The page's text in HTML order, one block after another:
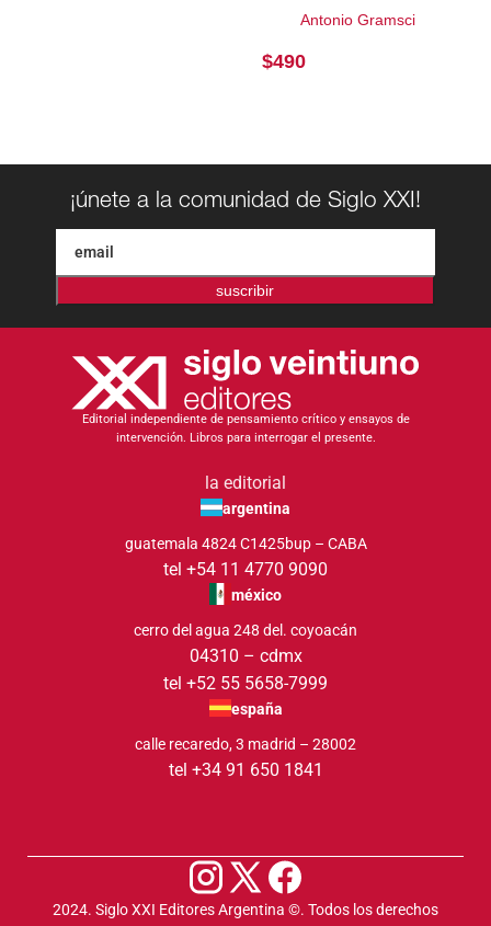
Antonio Gramsci
$490
¡únete a la comunidad de Siglo XXI!
suscribir
Editorial independiente de pensamiento crítico y ensayos de
intervención. Libros para interrogar el presente.
la editorial
argentina
guatemala 4824 C1425bup – CABA
tel +54 11 4770 9090
méxico
cerro del agua 248 del. coyoacán
04310 – cdmx
tel +52 55 5658-7999
españa
calle recaredo, 3 madrid – 28002
tel +34 91 650 1841
2024. Siglo XXI Editores Argentina ©️. Todos los derechos